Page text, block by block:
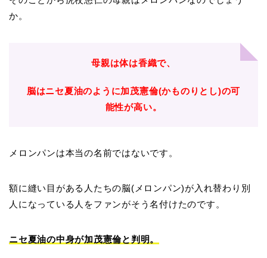
か。
母親は体は香織で、
脳はニセ夏油のように加茂憲倫(かものりとし)の可
能性が高い。
メロンパンは本当の名前ではないです。
額に縫い目がある人たちの脳(メロンパン)が入れ替わり別
人になっている人をファンがそう名付けたのです。
ニセ夏油の中身が加茂憲倫と判明。